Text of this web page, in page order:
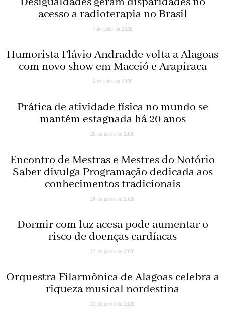
acesso a radioterapia no Brasil
7 de julho de 2026
Humorista Flávio Andradde volta a Alagoas
com novo show em Maceió e Arapiraca
6 de julho de 2026
Prática de atividade física no mundo se
mantém estagnada há 20 anos
28 de junho de 2026
Encontro de Mestras e Mestres do Notório
Saber divulga Programação dedicada aos
conhecimentos tradicionais
24 de junho de 2026
Dormir com luz acesa pode aumentar o
risco de doenças cardíacas
21 de junho de 2026
Orquestra Filarmônica de Alagoas celebra a
riqueza musical nordestina
21 de junho de 2026